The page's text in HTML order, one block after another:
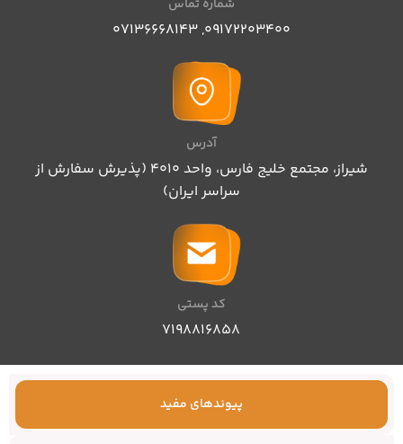
شماره تماس
09172203400
,
07136668143
آدرس
شیراز، مجتمع خلیج فارس، واحد ۴۰۱۰ (پذیرش سفارش از
سراسر ایران)
کد پستی
۷۱۹۸۸۱۶۸۵۸
پیوندهای مفید